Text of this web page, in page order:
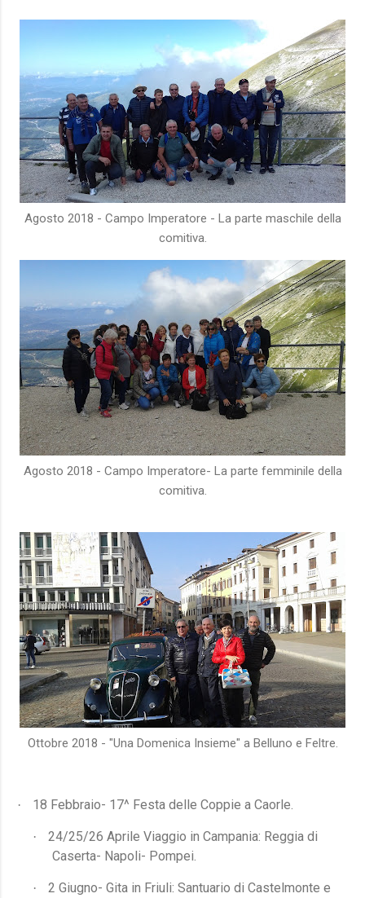
Agosto 2018 - Campo Imperatore - La parte maschile della
comitiva.
Agosto 2018 - Campo Imperatore- La parte femminile della
comitiva.
Ottobre 2018 - "Una Domenica Insieme" a Belluno e Feltre.
· 18 Febbraio- 17^ Festa delle Coppie a Caorle.
·
24/25/26 Aprile Viaggio in Campania: Reggia di
Caserta- Napoli- Pompei.
·
2 Giugno- Gita in Friuli: Santuario di Castelmonte e